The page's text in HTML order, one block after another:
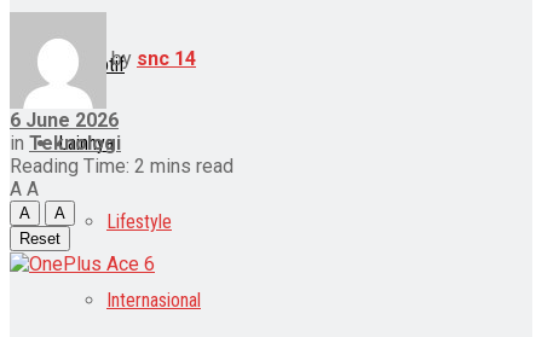
Otomotif
Lainnya
Lifestyle
Internasional
by snc 14
6 June 2026
in Teknologi
Reading Time: 2 mins read
A A
A
A
Reset